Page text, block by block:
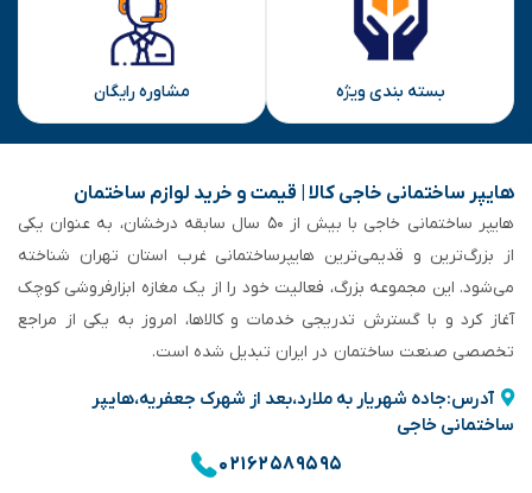
بسته بندی ویژه مشاوره رایگان
هایپر ساختمانی خاجی‌ کالا | قیمت و خرید لوازم ساختمان
هایپر ساختمانی خاجی‌ با بیش از ۵۰ سال سابقه‌ درخشان، به عنوان یکی
از بزرگ‌ترین و قدیمی‌ترین هایپرساختمانی‌ غرب استان تهران شناخته
می‌شود. این مجموعه بزرگ، فعالیت خود را از یک مغازه ابزارفروشی کوچک
آغاز کرد و با گسترش تدریجی خدمات و کالاها، امروز به یکی از مراجع
تخصصی صنعت ساختمان در ایران تبدیل شده است.
آدرس:جاده شهریار به ملارد،بعد از شهرک جعفریه،هایپر
ساختمانی خاجی
۰۲۱۶۲۵۸۹۵۹۵